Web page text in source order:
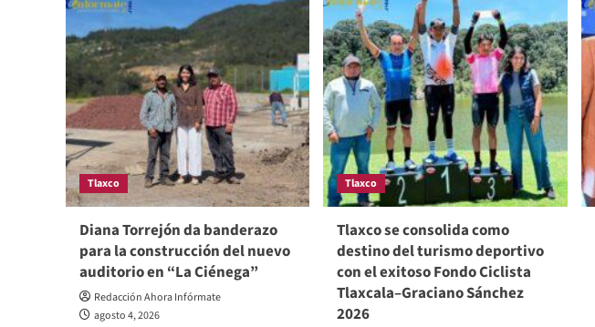
Tlaxco
Diana Torrejón da banderazo
para la construcción del nuevo
auditorio en “La Ciénega”
Redacción Ahora Infórmate
agosto 4, 2026
Tlaxco
Tlaxco se consolida como
destino del turismo deportivo
con el exitoso Fondo Ciclista
Tlaxcala–Graciano Sánchez
2026